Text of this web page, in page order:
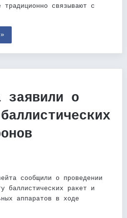
традиционно связывают с
заявили о
сообщили о проведении
баллистических ракет и
аппаратов в ходе